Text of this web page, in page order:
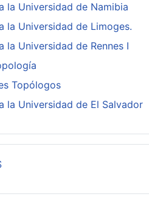
la Universidad de Namibia
la Universidad de Limoges.
Universidad de Rennes I
Topólogos
la Universidad de El Salvador